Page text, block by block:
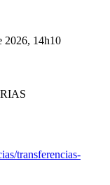
2026, 14h10
transferencias-